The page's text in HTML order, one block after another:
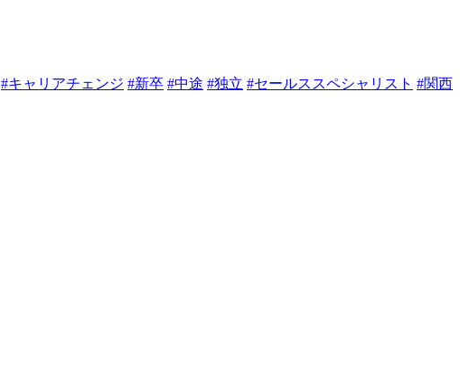
#キャリアチェンジ #新卒 #中途 #独立 #セールススペシャリスト #関西